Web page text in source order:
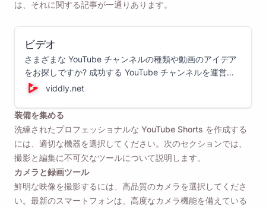
は、それに関する記事が一通りあります。
ビデオ
さまざまな YouTube チャンネルの種類や動画のアイデア
をお探しですか? 成功する YouTube チャンネルを運営す
るために作成できるさまざまな種類の動画のリストを以下
viddly.net
装備を集める
洗練されたプロフェッショナルな YouTube Shorts を作成する
には、適切な機器を選択してください。次のセクションでは、
撮影と編集に不可欠なツールについて説明します。
カメラと録画ツール
鮮明な映像を撮影するには、高品質のカメラを選択してくださ
い。最新のスマートフォンは、高度なカメラ機能を備えている